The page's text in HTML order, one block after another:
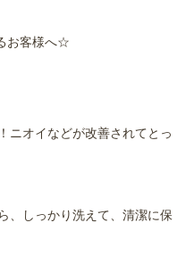
お客様へ☆
ニオイなどが改善されてとっ
、しっかり洗えて、清潔に保